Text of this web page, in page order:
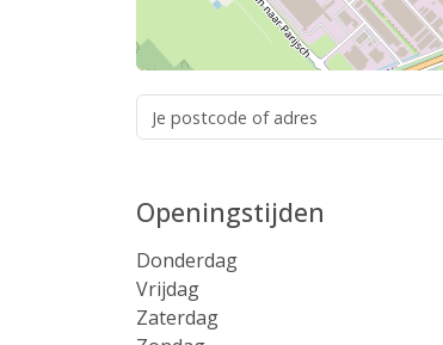
Openingstijden
Donderdag
Vrijdag
Zaterdag